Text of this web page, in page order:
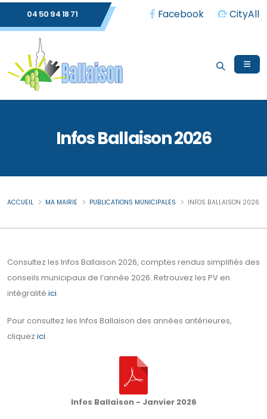
04 50 94 18 71 Facebook CityAll
Infos Ballaison 2026
ACCUEIL MA MAIRIE PUBLICATIONS MUNICIPALES INFOS BALLAISON 2026
Consultez les Infos Ballaison 2026, comptes rendus simplifiés des
conseils municipaux de l’année 2026. Retrouvez les PV en
intégralité ici.
Pour consultez les Infos Ballaison des années antérieures,
cliquez ici.
Infos Ballaison - Janvier 2026